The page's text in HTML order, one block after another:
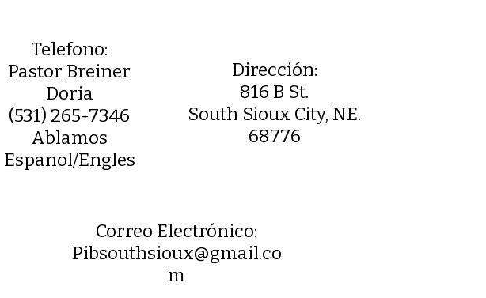
Telefono:
Pastor Breiner
Doria
(531) 265-7346
Ablamos
Espanol/Engles
Dirección:
816 B St.
South Sioux City, NE.
68776
Correo Electrónico:
Pibsouthsioux@gmail.co
m